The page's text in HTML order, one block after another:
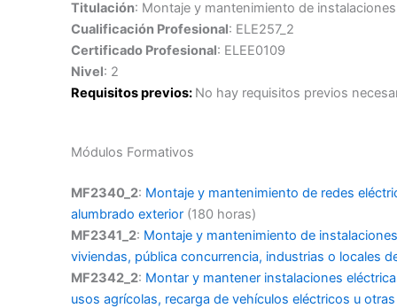
Titulación: Montaje y mantenimiento de
Cualificación Profesional: ELE257_2
Certificado Profesional: ELEE0109
Nivel: 2
Requisitos previos: No hay requisitos previos
Módulos Formativos
MF2340_2: Montaje y mantenimiento de redes
alumbrado exterior (180 horas)
MF2341_2: Montaje y mantenimiento de
viviendas, pública concurrencia, industrias o locales
MF2342_2: Montar y mantener instalaciones
usos agrícolas, recarga de vehículos eléctricos u